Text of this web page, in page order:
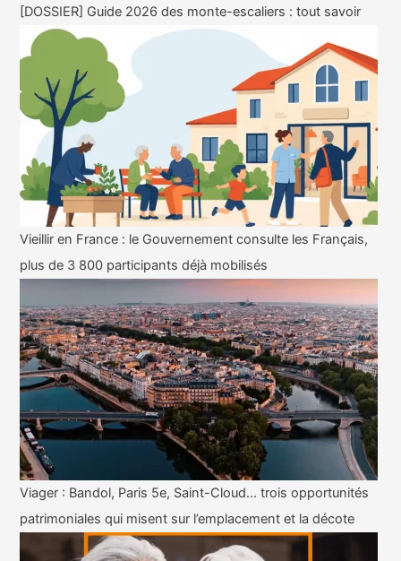
[DOSSIER] Guide 2026 des monte-escaliers : tout savoir
Vieillir en France : le Gouvernement consulte les Français,
plus de 3 800 participants déjà mobilisés
Viager : Bandol, Paris 5e, Saint-Cloud… trois opportunités
patrimoniales qui misent sur l’emplacement et la décote